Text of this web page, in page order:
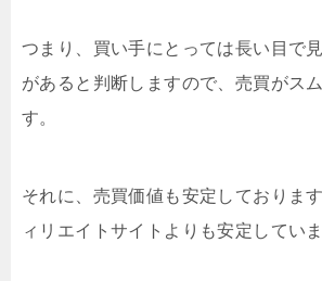
つまり、買い手にとっては長い目で
があると判断しますので、売買がス
す。
それに、売買価値も安定しておりま
ィリエイトサイトよりも安定していま